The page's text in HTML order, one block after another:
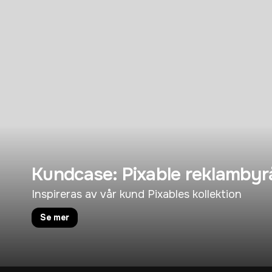
Kundcase: Pixable
Inspireras av vår kund Pixables kollektion
Se mer